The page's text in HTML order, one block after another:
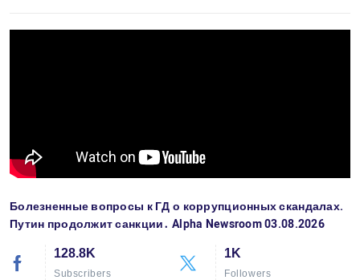
Болезненные вопросы к ГД о коррупционных скандалах.
Путин продолжит санкции․ Alpha Newsroom 03.08.2026
128.8K
Subscribers
1K
Followers